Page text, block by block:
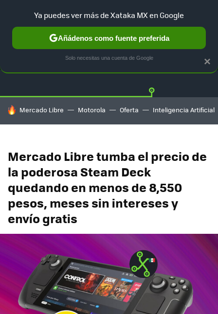
GUÍA DE COMPRAS MERCADO LIBRE
HOY SE HABLA DE
Mercado Libre Motorola Oferta Inteligencia Artificial
Mercado Libre tumba el precio de
la poderosa Steam Deck
quedando en menos de 8,550
pesos, meses sin intereses y
envío gratis
×
Ya puedes ver más de Xataka MX en Google
Añádenos como fuente preferida
Solo necesitas una cuenta de Google